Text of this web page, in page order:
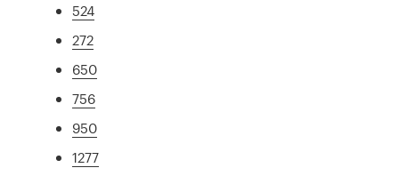
524
272
650
756
950
1277